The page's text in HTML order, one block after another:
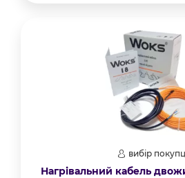
вибір
Нагрівальний кабель